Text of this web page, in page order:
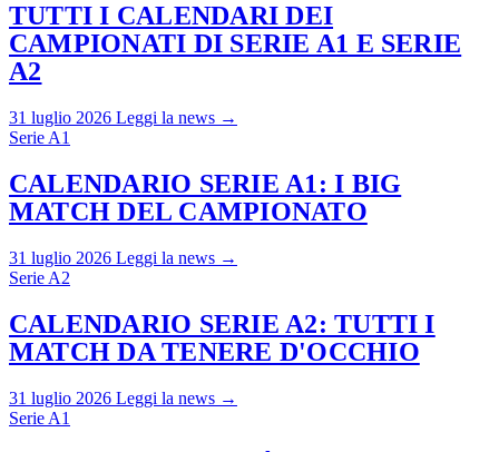
TUTTI I CALENDARI DEI
CAMPIONATI DI SERIE A1 E SERIE
A2
31 luglio 2026 Leggi la news →
Serie A1
CALENDARIO SERIE A1: I BIG
MATCH DEL CAMPIONATO
31 luglio 2026 Leggi la news →
Serie A2
CALENDARIO SERIE A2: TUTTI I
MATCH DA TENERE D'OCCHIO
31 luglio 2026 Leggi la news →
Serie A1